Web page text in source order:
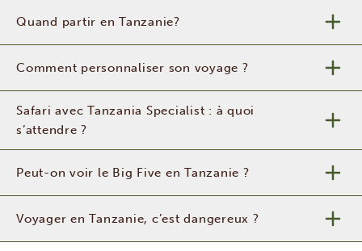
Quand partir en Tanzanie?
Comment personnaliser son voyage ?
Safari avec Tanzania Specialist : à quoi
s’attendre ?
Peut-on voir le Big Five en Tanzanie ?
Voyager en Tanzanie, c’est dangereux ?